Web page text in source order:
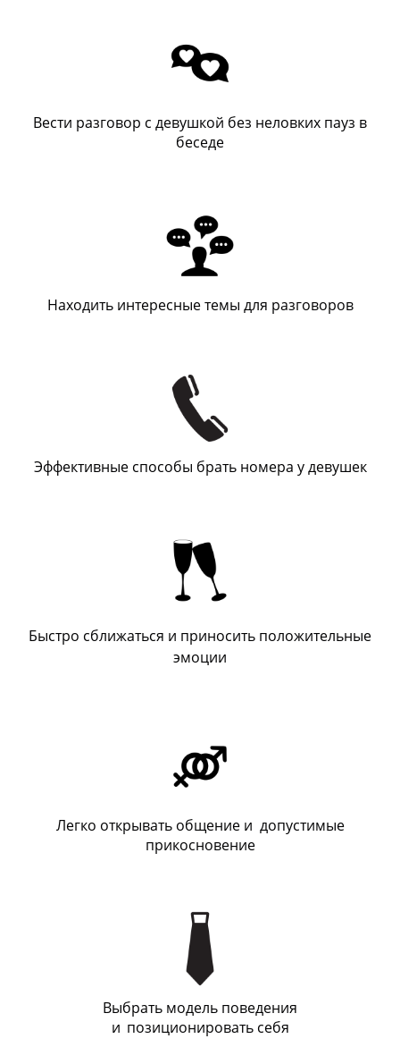
Вести разговор с девушкой без неловких пауз в
беседе
Находить интересные темы для разговоров
Эффективные способы брать номера у девушек
Быстро сближаться и приносить положительные
эмоции
Легко открывать общение и допустимые
прикосновение
Выбрать модель поведения
и позиционировать себя